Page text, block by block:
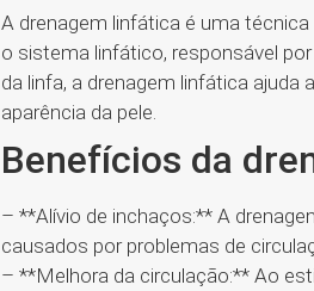
A drenagem linfática é uma
o sistema linfático, responsável
da linfa, a drenagem linfática ajuda
aparência da pele.
Benefícios da
– **Alívio de inchaços:** A
causados por problemas de
– **Melhora da circulação:** Ao